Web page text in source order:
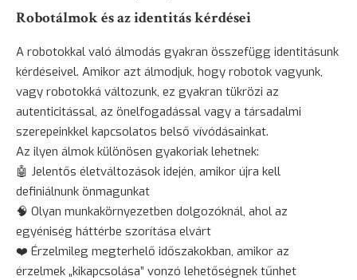
Robotálmok és az identitás kérdései
A robotokkal való álmodás gyakran összefügg identitásunk
kérdéseivel. Amikor azt álmodjuk, hogy robotok vagyunk,
vagy robotokká változunk, ez gyakran tükrözi az
autenticitással, az önelfogadással vagy a társadalmi
szerepeinkkel kapcsolatos belső vívódásainkat.
Az ilyen álmok különösen gyakoriak lehetnek:
🤖 Jelentős életváltozások idején, amikor újra kell
definiálnunk önmagunkat
🧠 Olyan munkakörnyezetben dolgozóknál, ahol az
egyéniség háttérbe szorítása elvárt
❤️ Érzelmileg megterhelő időszakokban, amikor az
érzelmek „kikapcsolása” vonzó lehetőségnek tűnhet